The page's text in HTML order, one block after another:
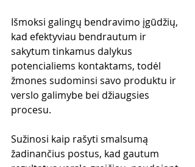
Išmoksi galingų bendravimo įgūdžių,
kad efektyviau bendrautum ir
sakytum tinkamus dalykus
potencialiems kontaktams, todėl
žmones sudominsi savo produktu ir
verslo galimybe bei džiaugsies
procesu.
Sužinosi kaip rašyti smalsumą
žadinančius postus, kad gautum